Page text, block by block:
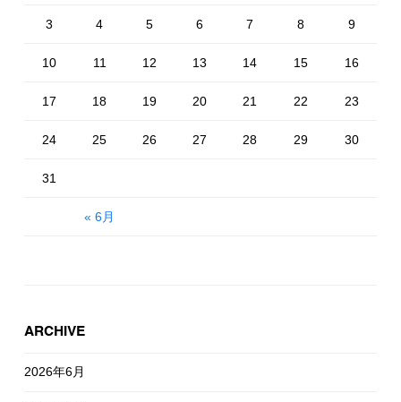
« 6月
3 4 5 6 7 8 9
10 11 12 13 14 15 16
17 18 19 20 21 22 23
24 25 26 27 28 29 30
31
ARCHIVE
2026年6月